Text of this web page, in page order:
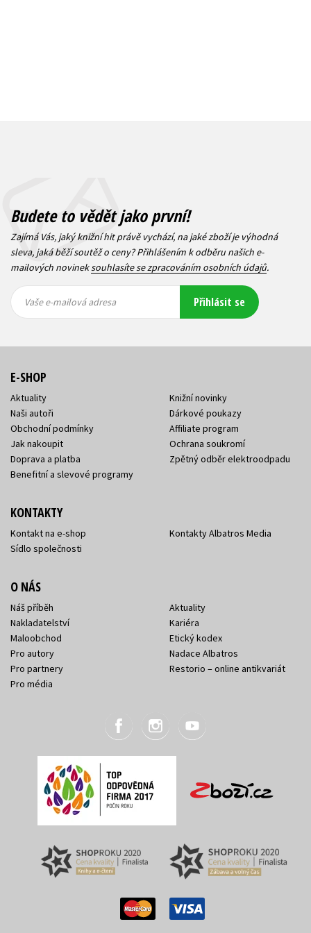
Budete to vědět jako první!
Zajímá Vás, jaký knižní hit právě vychází, na jaké zboží je výhodná
sleva, jaká běží soutěž o ceny? Přihlášením k odběru našich e-
mailových novineksouhlasíte se zpracováním osobních údajů.
mailová
mailová
Vaše e-mailová adresa Přihlásit se
E-SHOP
Aktuality
Naši autoři
Obchodní podmínky
Jak nakoupit
Doprava a platba
Benefitní a slevové programy
Knižní novinky
Dárkové poukazy
Affiliate program
Ochrana soukromí
Zpětný odběr elektroodpadu
KONTAKTY
Kontakt na e-shop
Sídlo společnosti
Kontakty Albatros Media
O NÁS
Náš příběh
Nakladatelství
Maloobchod
Pro autory
Pro partnery
Pro média
Aktuality
Kariéra
Etický kodex
Nadace Albatros
Restorio – online antikvariát